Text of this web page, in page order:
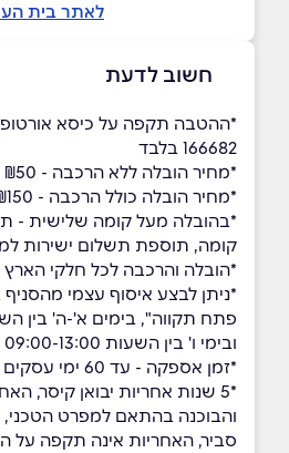
לאתר בית
חשוב לדעת
166682 בלבד
*מחיר הובלה ללא הרכבה - ₪50
*מחיר הובלה כולל הרכבה - ₪150
קומה, תוספת תשלום ישירות
*הובלה והרכבה לכל חלקי הארץ
ובימי ו' בין השעות 09:00-13:00
*זמן אספקה - עד 60 ימי עסקים
*5 שנות אחריות יבואן קיסר,
והבוכנה בהתאם למפרט
סביר, האחריות אינה תקפה על